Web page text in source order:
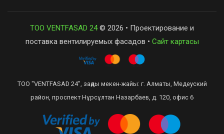
ТОО VENTFASAD 24© 2026 • Проектирование и
поставка вентилируемых фасадов • Сайт картасы
ТОО "VENTFASAD 24", заңды мекен-жайы: г. Алматы, Медеуский
район, проспект Нұрсұлтан Назарбаев, д. 120, офис 6